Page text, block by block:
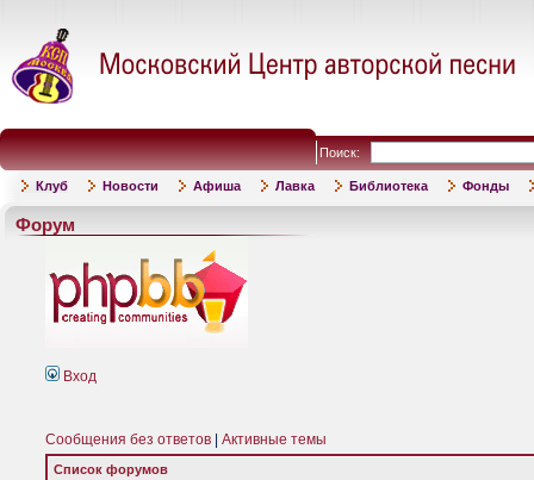
Поиск:
Клуб Новости Афиша Лавка Библиотека Фонды
Форум
Вход
Сообщения без ответов Активные темы
Список форумов